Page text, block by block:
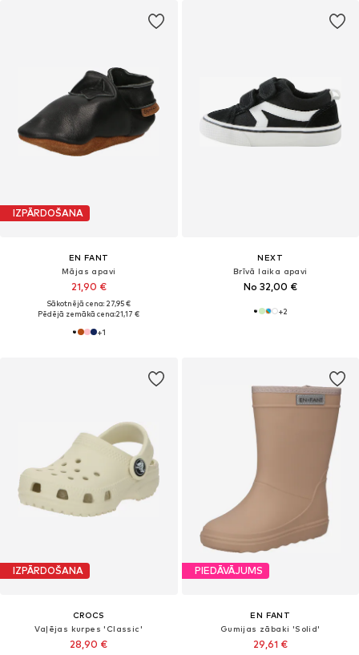
IZPĀRDOŠANA
EN FANT
Mājas apavi
21,90 €
Sākotnējā cena: 27,95 €
Pēdējā zemākā cena:21,17 €
+1
NEXT
Brīvā laika apavi
No 32,00 €
+2
IZPĀRDOŠANA
CROCS
Vaļējas kurpes 'Classic'
28,90 €
PIEDĀVĀJUMS
EN FANT
Gumijas zābaki 'Solid'
29,61 €